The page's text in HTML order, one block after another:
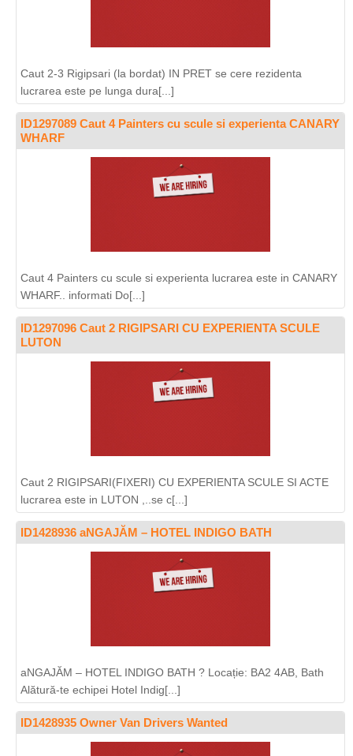
Caut 2-3 Rigipsari (la bordat) IN PRET se cere rezidenta
lucrarea este pe lunga dura[...]
ID1297089 Caut 4 Painters cu scule si experienta CANARY
WHARF
Caut 4 Painters cu scule si experienta lucrarea este in CANARY
WHARF.. informati Do[...]
ID1297096 Caut 2 RIGIPSARI CU EXPERIENTA SCULE
LUTON
Caut 2 RIGIPSARI(FIXERI) CU EXPERIENTA SCULE SI ACTE
lucrarea este in LUTON ,..se c[...]
ID1428936 aNGAJĂM – HOTEL INDIGO BATH
aNGAJĂM – HOTEL INDIGO BATH ? Locație: BA2 4AB, Bath
Alătură-te echipei Hotel Indig[...]
ID1428935 Owner Van Drivers Wanted